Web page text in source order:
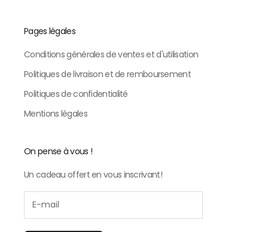
Pages légales
Conditions générales de ventes et d'utilisation
Politiques de livraison et de remboursement
Politiques de confidentialité
Mentions légales
On pense à vous !
Un cadeau offert en vous inscrivant!